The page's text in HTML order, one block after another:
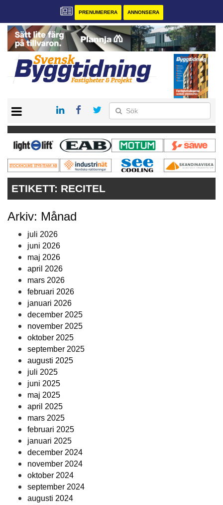
PRENUMERERA ANNONSERA
PRENUMERERA
VÅRA ANDRA MAGASIN
ANNONSERA
KONTAKT
ETIKETT: RECITEL
Arkiv: Månad
juli 2026
juni 2026
maj 2026
april 2026
mars 2026
februari 2026
januari 2026
december 2025
november 2025
oktober 2025
september 2025
augusti 2025
juli 2025
juni 2025
maj 2025
april 2025
mars 2025
februari 2025
januari 2025
december 2024
november 2024
oktober 2024
september 2024
augusti 2024